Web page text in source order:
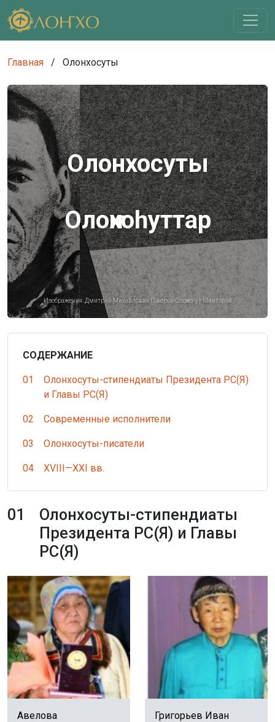
Главная / Олонхосуты
Олонхосуты
Олоҥхоһуттар
Изображения: Дмитрий Михайлович Говоров-Олоҥхоһут Миитэрэй
01
Олонхосуты-стипендиаты
Президента РС(Я) и Главы
РС(Я)
Авелова
Григорьев Иван
СОДЕРЖАНИЕ
01
Олонхосуты-стипендиаты Президента РС(Я)
и Главы РС(Я)
02 Современные исполнители
03 Олонхосуты-писатели
04 XVIII—XXI вв.